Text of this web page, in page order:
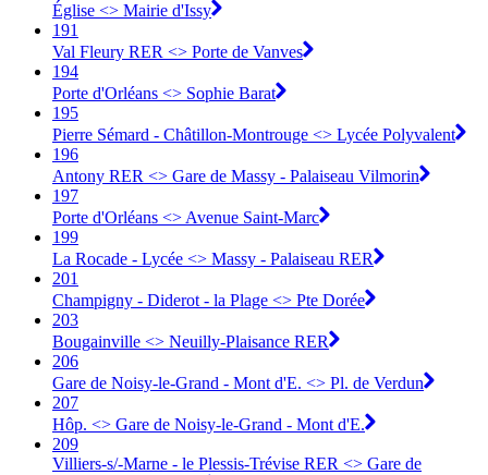
Église <> Mairie d'Issy
191
Val Fleury RER <> Porte de Vanves
194
Porte d'Orléans <> Sophie Barat
195
Pierre Sémard - Châtillon-Montrouge <> Lycée Polyvalent
196
Antony RER <> Gare de Massy - Palaiseau Vilmorin
197
Porte d'Orléans <> Avenue Saint-Marc
199
La Rocade - Lycée <> Massy - Palaiseau RER
201
Champigny - Diderot - la Plage <> Pte Dorée
203
Bougainville <> Neuilly-Plaisance RER
206
Gare de Noisy-le-Grand - Mont d'E. <> Pl. de Verdun
207
Hôp. <> Gare de Noisy-le-Grand - Mont d'E.
209
Villiers-s/-Marne - le Plessis-Trévise RER <> Gare de